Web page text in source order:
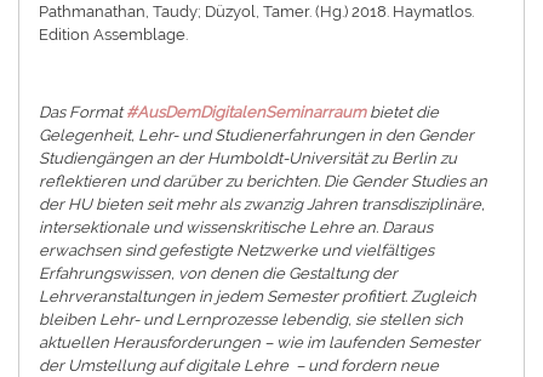
Pathmanathan, Taudy; Düzyol, Tamer. (Hg.) 2018. Haymatlos.
Edition Assemblage.
Das Format#AusDemDigitalenSeminarraumbietet die
Gelegenheit, Lehr- und Studienerfahrungen in den Gender
Studiengängen an der Humboldt-Universität zu Berlin zu
reflektieren und darüber zu berichten. Die Gender Studies an
der HU bieten seit mehr als zwanzig Jahren transdisziplinäre,
intersektionale und wissenskritische Lehre an. Daraus
erwachsen sind gefestigte Netzwerke und vielfältiges
Erfahrungswissen, von denen die Gestaltung der
Lehrveranstaltungen in jedem Semester profitiert. Zugleich
bleiben Lehr- und Lernprozesse lebendig, sie stellen sich
aktuellen Herausforderungen – wie im laufenden Semester
der Umstellung auf digitale Lehre – und fordern neue